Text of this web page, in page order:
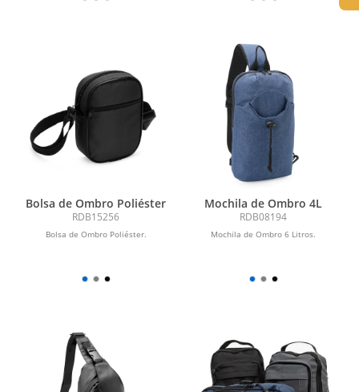
Bolsa de Ombro Poliéster
RDB15256
Bolsa de Ombro Poliéster.
Mochila de Ombro 4L
RDB08194
Mochila de Ombro 6 Litros.